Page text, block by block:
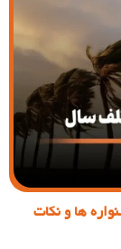
ها و نکات